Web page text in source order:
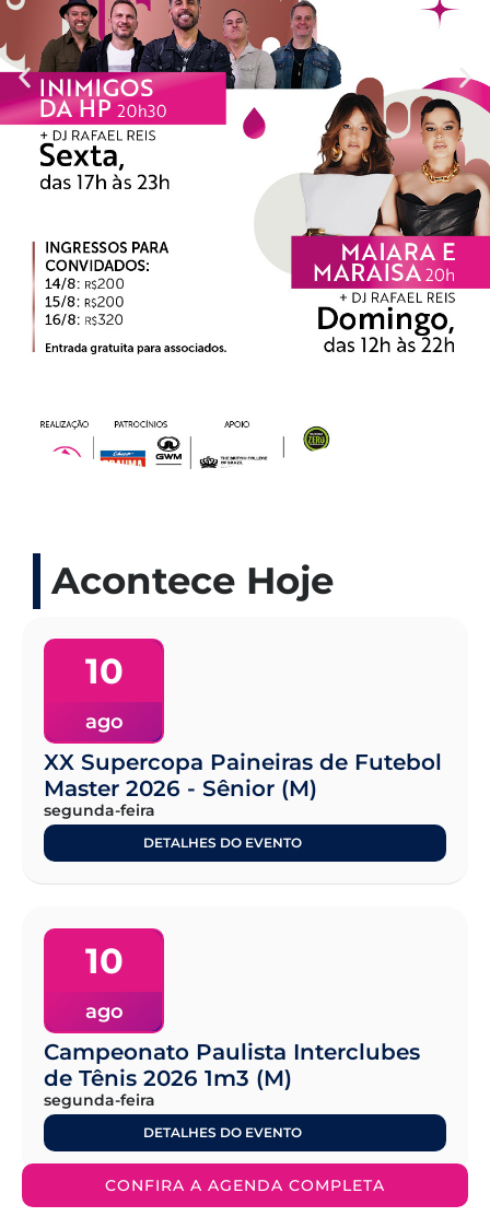
Acontece Hoje
10
ago
XX Supercopa Paineiras de Futebol
Master 2026 - Sênior (M)
segunda-feira
DETALHES DO EVENTO
10
ago
Campeonato Paulista Interclubes
de Tênis 2026 1m3 (M)
segunda-feira
DETALHES DO EVENTO
CONFIRA A AGENDA COMPLETA